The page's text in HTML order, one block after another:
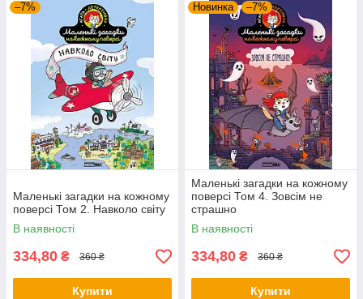
–7%
Маленькі загадки на кожному
поверсі Том 2. Навколо світу
В наявності
334,80 ₴ 360 ₴
Купити
Новинка –7%
Маленькі загадки на кожному
поверсі Том 4. Зовсім не
страшно
В наявності
334,80 ₴ 360 ₴
Купити